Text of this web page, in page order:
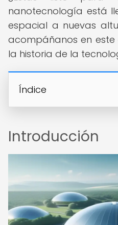
nanotecnología está
espacial a nuevas
acompáñanos en
la historia de la
Índice
Introducción